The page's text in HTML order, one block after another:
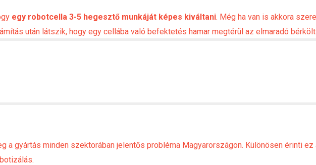
egy robotcella 3-5 hegesztő munkáját képes kiváltani. Még ha van is akkora
után látszik, hogy egy cellába való befektetés hamar megtérül az elmaradó
a gyártás minden szektorában jelentős probléma Magyarországon. Különösen érinti